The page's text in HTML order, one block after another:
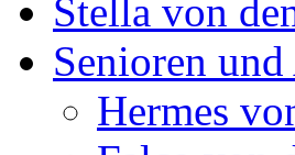
Stella von
Senioren
Hermes